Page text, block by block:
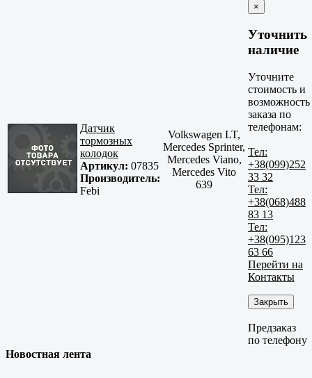
Датчик
тормозных
колодок
Артикул: 07835
Производитель:
Febi
Volkswagen LT,
Mercedes Sprinter,
Mercedes Viano,
Mercedes Vito
639
×
Уточнить
наличие
Уточните
стоимость и
возможность
заказа по
телефонам:
Тел:
+38(099)252
33 32
Тел:
+38(068)488
83 13
Тел:
+38(095)123
63 66
Перейти на
Контакты
Закрыть
Предзаказ
по телефону
Новостная лента